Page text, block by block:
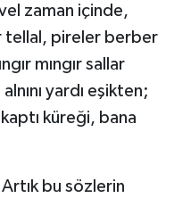
zaman içinde,
tellal, pireler berber
mıngır sallar
yardı eşikten;
küreği, bana
bu sözlerin